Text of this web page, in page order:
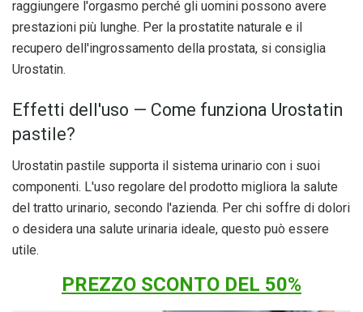
raggiungere l'orgasmo perché gli uomini possono avere
prestazioni più lunghe. Per la prostatite naturale e il
recupero dell'ingrossamento della prostata, si consiglia
Urostatin.
Effetti dell'uso — Come funziona Urostatin
pastile?
Urostatin pastile supporta il sistema urinario con i suoi
componenti. L'uso regolare del prodotto migliora la salute
del tratto urinario, secondo l'azienda. Per chi soffre di dolori
o desidera una salute urinaria ideale, questo può essere
utile.
PREZZO SCONTO DEL 50%